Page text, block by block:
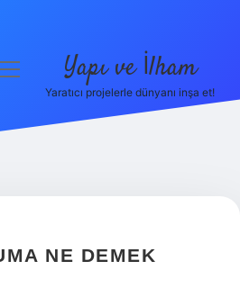
Yapı ve İlham
Yaratıcı projelerle dünyanı inşa et!
NE DEMEK